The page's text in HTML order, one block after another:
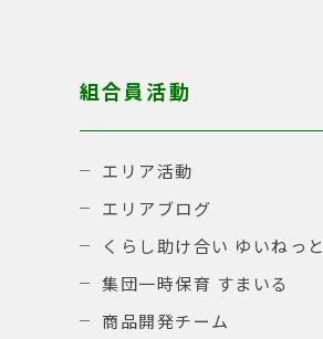
組合員活動
エリア活動
エリアブログ
くらし助け合い ゆいねっと
集団一時保育 すまいる
商品開発チーム